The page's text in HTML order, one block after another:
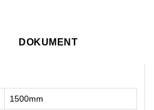
DOKUMENT
1500mm